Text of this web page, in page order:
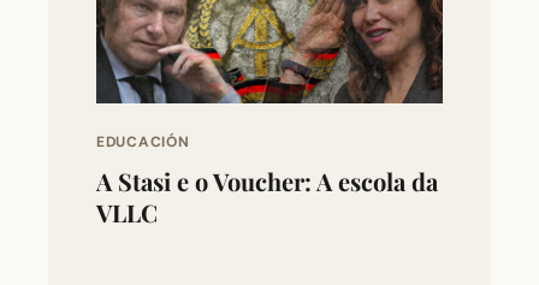
EDUCACIÓN
A Stasi e o Voucher: A escola da
VLLC